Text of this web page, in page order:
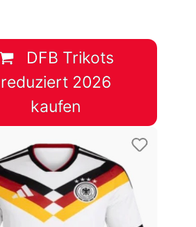
DFB Trikots
reduziert 2026
kaufen